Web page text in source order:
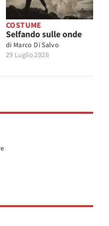
COSTUME
Selfando sulle onde
di Marco Di Salvo
29 Luglio 2026